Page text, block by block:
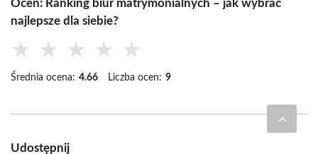
Oceń: Ranking biur matrymonialnych – jak wybrać
najlepsze dla siebie?
★ ★ ★ ★ ★
Średnia ocena: 4.66 Liczba ocen: 9
Udostępnij